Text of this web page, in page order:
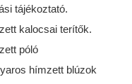
tájékoztató.
kalocsai terítők.
póló
hímzett blúzok